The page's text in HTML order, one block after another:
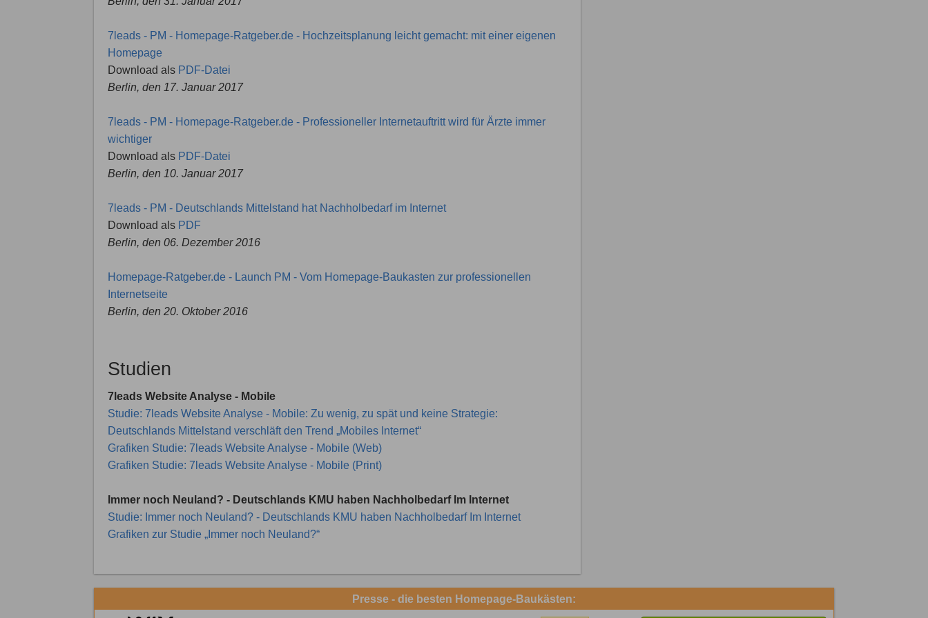
7leads - PM - Homepage-Ratgeber.de - Hochzeitsplanung leicht gemacht: mit einer eigenen
Homepage
Download als PDF-Datei
Berlin, den 17. Januar 2017
7leads - PM - Homepage-Ratgeber.de - Professioneller Internetauftritt wird für Ärzte immer
wichtiger
Download als PDF-Datei
Berlin, den 10. Januar 2017
7leads - PM - Deutschlands Mittelstand hat Nachholbedarf im Internet
Download als PDF
Berlin, den 06. Dezember 2016
Homepage-Ratgeber.de - Launch PM - Vom Homepage-Baukasten zur professionellen
Internetseite
Berlin, den 20. Oktober 2016
Studien
7leads Website Analyse - Mobile
Studie: 7leads Website Analyse - Mobile: Zu wenig, zu spät und keine Strategie:
Deutschlands Mittelstand verschläft den Trend „Mobiles Internet“
Grafiken Studie: 7leads Website Analyse - Mobile (Web)
Grafiken Studie: 7leads Website Analyse - Mobile (Print)
Immer noch Neuland? - Deutschlands KMU haben Nachholbedarf Im Internet
Studie: Immer noch Neuland? - Deutschlands KMU haben Nachholbedarf Im Internet
Grafiken zur Studie „Immer noch Neuland?“
Presse - die besten Homepage-Baukästen: